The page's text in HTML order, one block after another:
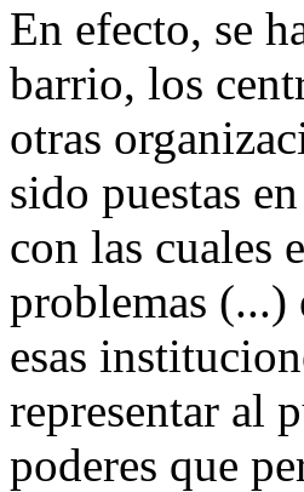
En efecto, se
barrio, los
otras
sido puestas
con las cuales
problemas (...)
esas
representar al
poderes que